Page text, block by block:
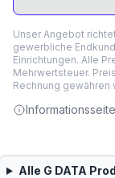
Unser Angebot
gewerbliche
Einrichtungen. Alle
Mehrwertsteuer.
Rechnung
Alle G DATA